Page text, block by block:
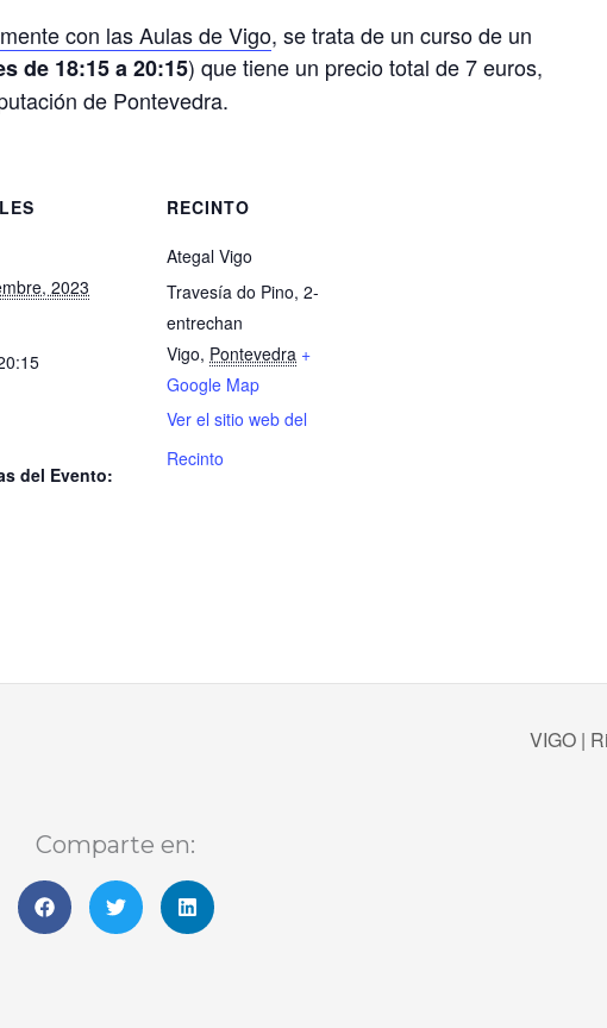
con las Aulas de Vigo, se trata de un curso de un
de 18:15 a 20:15) que tiene un precio total de 7 euros,
de Pontevedra.
2023
del Evento:
RECINTO
Ategal Vigo
Travesía do Pino, 2-
entrechan
Vigo, Pontevedra +
Google Map
Ver el sitio web del
Recinto
VIGO |
Comparte en: